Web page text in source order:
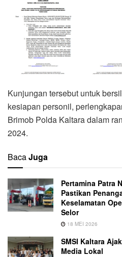
Kunjungan tersebut untuk
kesiapan personil,
Brimob Polda Kaltara dalam
2024.
BacaJuga
Pertamina Patra
Pastikan
Keselamatan
Selor
18 MEI 2026
SMSI Kaltara
Media Lokal